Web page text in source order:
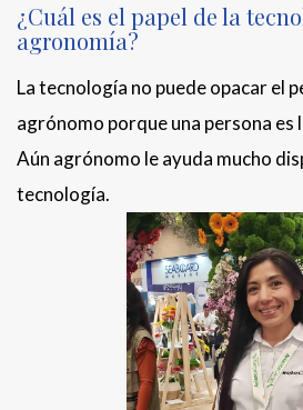
¿Cuál es el papel de la
agronomía?
La tecnología no puede opacar el
agrónomo porque una persona es
Aún agrónomo le ayuda mucho
tecnología.